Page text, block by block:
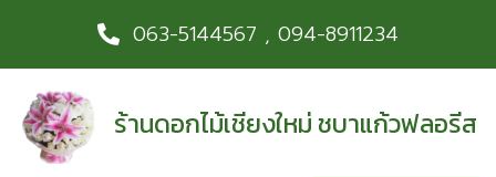
063-5144567 , 094-8911234
ร้านดอกไม้เชียงใหม่ ชบาแก้วฟลอรีส